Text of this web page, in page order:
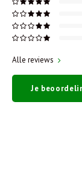
Alle reviews
Je